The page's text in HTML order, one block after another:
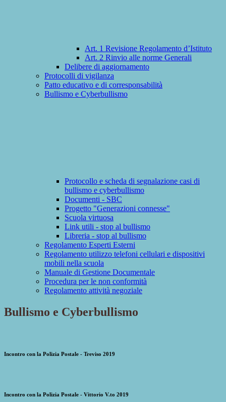
Art. 1 Revisione Regolamento d’Istituto
Art. 2 Rinvio alle norme Generali
Delibere di aggiornamento
Protocolli di vigilanza
Patto educativo e di corresponsabilità
Bullismo e Cyberbullismo
Protocollo e scheda di segnalazione casi di
bullismo e cyberbullismo
Documenti - SBC
Progetto "Generazioni connesse"
Scuola virtuosa
Link utili - stop al bullismo
Libreria - stop al bullismo
Regolamento Esperti Esterni
Regolamento utilizzo telefoni cellulari e dispositivi
mobili nella scuola
Manuale di Gestione Documentale
Procedura per le non conformità
Regolamento attività negoziale
Bullismo e Cyberbullismo
Incontro con la Polizia Postale - Treviso 2019
Incontro con la Polizia Postale - Vittorio V.to 2019